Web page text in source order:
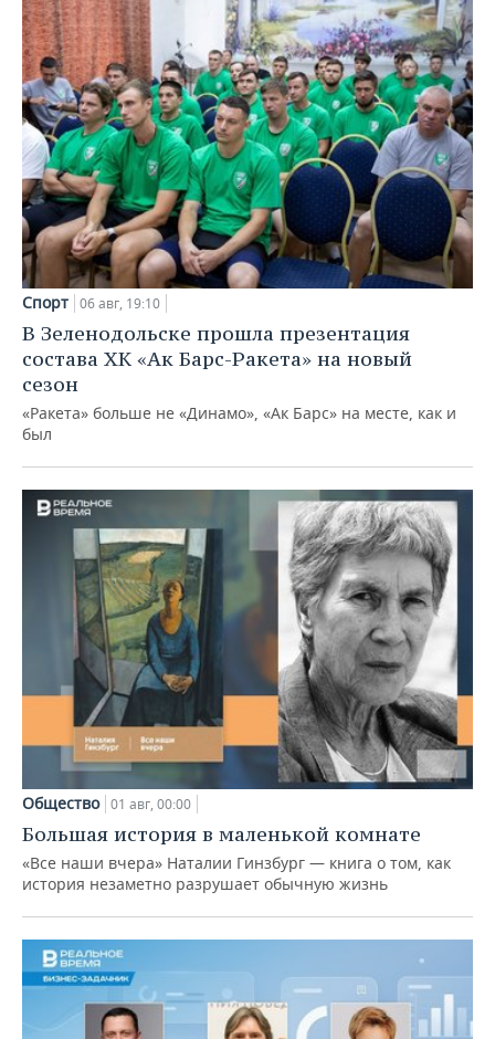
Спорт 06 авг, 19:10
В Зеленодольске прошла презентация
состава ХК «Ак Барс-Ракета» на новый
сезон
«Ракета» больше не «Динамо», «Ак Барс» на месте, как и
был
Общество 01 авг, 00:00
Большая история в маленькой комнате
«Все наши вчера» Наталии Гинзбург — книга о том, как
история незаметно разрушает обычную жизнь